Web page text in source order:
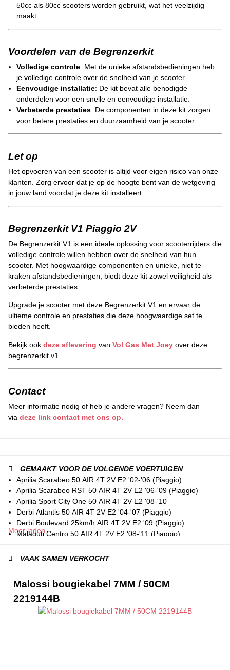
50cc als 80cc scooters worden gebruikt, wat het veelzijdig
maakt.
Voordelen van de Begrenzerkit
Volledige controle: Met de unieke afstandsbedieningen heb
je volledige controle over de snelheid van je scooter.
Eenvoudige installatie: De kit bevat alle benodigde
onderdelen voor een snelle en eenvoudige installatie.
Verbeterde prestaties: De componenten in deze kit zorgen
voor betere prestaties en duurzaamheid van je scooter.
Let op
Het opvoeren van een scooter is altijd voor eigen risico van onze
klanten. Zorg ervoor dat je op de hoogte bent van de wetgeving
in jouw land voordat je deze kit installeert.
Begrenzerkit V1 Piaggio 2V
De Begrenzerkit V1 is een ideale oplossing voor scooterrijders die
volledige controle willen hebben over de snelheid van hun
scooter. Met hoogwaardige componenten en unieke, niet te
kraken afstandsbedieningen, biedt deze kit zowel veiligheid als
verbeterde prestaties.
Upgrade je scooter met deze Begrenzerkit V1 en ervaar de
ultieme controle en prestaties die deze hoogwaardige set te
bieden heeft.
Bekijk ook deze aflevering van Vol Gas Met Joey over deze
begrenzerkit v1.
Contact
Meer informatie nodig of heb je andere vragen? Neem dan
via deze link contact met ons op.
GEMAAKT VOOR DE VOLGENDE VOERTUIGEN
Aprilia Scarabeo 50 AIR 4T 2V E2 '02-'06 (Piaggio)
Aprilia Scarabeo RST 50 AIR 4T 2V E2 '06-'09 (Piaggio)
Aprilia Sport City One 50 AIR 4T 2V E2 '08-'10
Derbi Atlantis 50 AIR 4T 2V E2 '04-'07 (Piaggio)
Derbi Boulevard 25km/h AIR 4T 2V E2 '09 (Piaggio)
Malaguti Centro 50 AIR 4T 2V E2 '08-'11 (Piaggio)
Piaggio Fly 50 AIR 2T E2 '04-'07
Piaggio Liberty Delivery 50 AIR 4T 2V E2 '05-'06
Piaggio Liberty Delivery 50 AIR 4T 2V E2 '06-'17
Piaggio Liberty MOC 50 AIR 4T 2V E2 '09-'16
Meer laden
VAAK SAMEN VERKOCHT
Malossi bougiekabel 7MM / 50CM
2219144B